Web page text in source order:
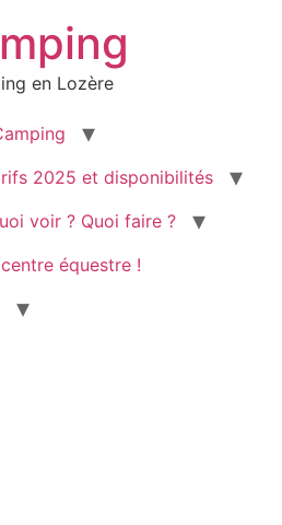
en Lozère
2025 et disponibilités
voir ? Quoi faire ?
équestre !